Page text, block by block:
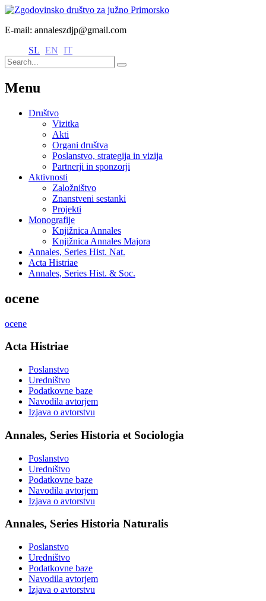
E-mail: annaleszdjp@gmail.com
SL EN IT
Menu
Društvo
Vizitka
Akti
Organi društva
Poslanstvo, strategija in vizija
Partnerji in sponzorji
Aktivnosti
Založništvo
Znanstveni sestanki
Projekti
Monografije
Knjižnica Annales
Knjižnica Annales Majora
Annales, Series Hist. Nat.
Acta Histriae
Annales, Series Hist. & Soc.
ocene
ocene
Acta Histriae
Poslanstvo
Uredništvo
Podatkovne baze
Navodila avtorjem
Izjava o avtorstvu
Annales, Series Historia et Sociologia
Poslanstvo
Uredništvo
Podatkovne baze
Navodila avtorjem
Izjava o avtorstvu
Annales, Series Historia Naturalis
Poslanstvo
Uredništvo
Podatkovne baze
Navodila avtorjem
Izjava o avtorstvu